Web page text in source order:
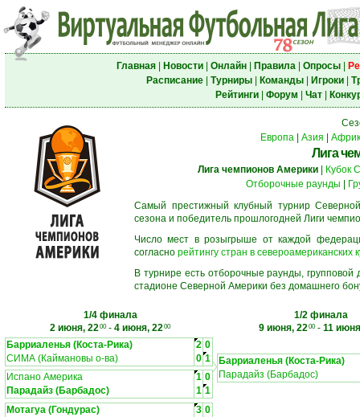
Главная| Новости| Онлайн| Правила| Опросы|
Расписание| Турниры| Команды| Игроки|
Рейтинги| Форум Чат|
Европа| Азия
Лига
Лига чемпионов Америки
Кубок
Отборочные раунды
Самый престижный клубный турнир
сезона и победитель прошлогодней Лиги
Число мест в розыгрыше от каждой
согласно рейтингу стран в североамериканских
В турнире есть отборочные раунды,
стадионе Северной Америки без домашнего
1/4 финала
2 июня, 2200- 4 июня, 2200
1/2 финала
9 июня, 2200- 11
Барриаленья (Коста-Рика)
2 0
СИМА (Каймановы о-ва)
0 1
Испано Америка
1 0
Парадайз (Барбадос)
1 1
Барриаленья (Коста-Рика)
Парадайз (Барбадос)
Мотагуа (Гондурас) 3 0